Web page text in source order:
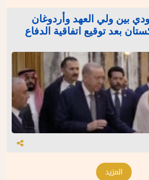
بين ولي العهد وأردوغان
بعد توقيع اتفاقية الدفاع
المزيد